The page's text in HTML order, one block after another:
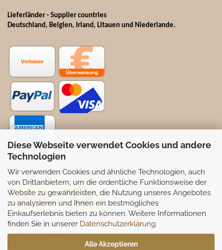
Diese Webseite verwendet Cookies und andere
Technologien
Wir verwenden Cookies und ähnliche Technologien, auch
von Drittanbietern, um die ordentliche Funktionsweise der
Website zu gewährleisten, die Nutzung unseres Angebotes
zu analysieren und Ihnen ein bestmögliches
Einkaufserlebnis bieten zu können. Weitere Informationen
finden Sie in unserer Datenschutzerklärung.
Alle Akzeptieren
Lieferländer - Supplier countries
Deutschland, Belgien, Irland, Litauen und Niederlande.
Selbstabhollung möglich
Partnerseiten:
www.murmelbuntes.de
www.der-kleine-dekoladen.de